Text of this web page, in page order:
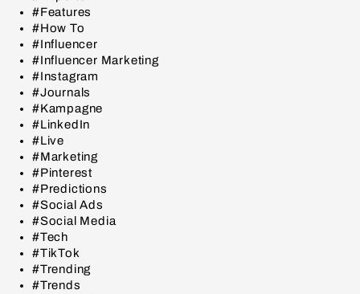
#Features
#How To
#Influencer
#Influencer Marketing
#Instagram
#Journals
#Kampagne
#LinkedIn
#Live
#Marketing
#Pinterest
#Predictions
#Social Ads
#Social Media
#Tech
#TikTok
#Trending
#Trends